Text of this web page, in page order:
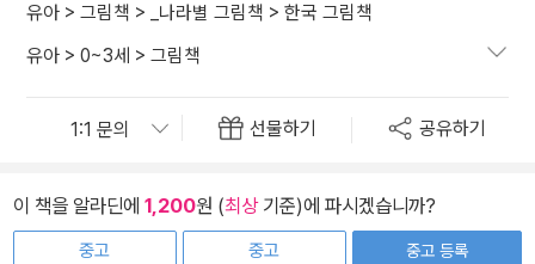
유아 > 그림책 > _나라별 그림책 > 한국 그림책
유아 > 0~3세 > 그림책
선물하기 공유하기
이 책을 알라딘에 1,200원 (최상기준)에 파시겠습니까?
중고
중고
중고 등록